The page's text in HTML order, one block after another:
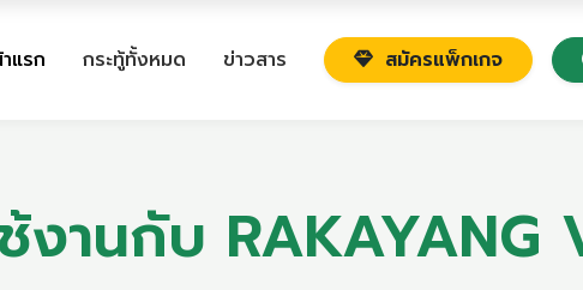
แรก กระทู้ทั้งหมด ข่าวสาร สมัครแพ็กเกจ
งานกับ RAKAYANG